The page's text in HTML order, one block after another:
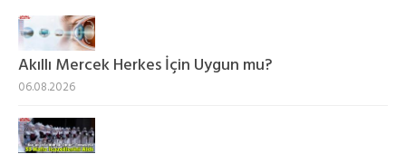
Akıllı Mercek Herkes İçin Uygun mu?
06.08.2026